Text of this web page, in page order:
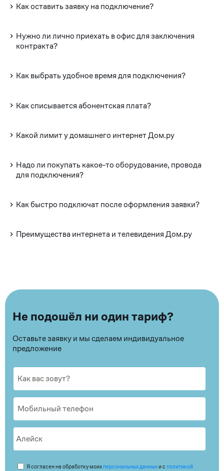
Как оставить заявку на подключение?
Нужно ли лично приехать в офис для заключения
контракта?
Как выбрать удобное время для подключения?
Как списывается абонентская плата?
Какой лимит у домашнего интернет Дом.ру
Надо ли покупать какое-то оборудование, провода
для подключения?
Как быстро подключат после оформления заявки?
Преимущества интернета и телевидения Дом.ру
Не подошёл ни один тариф?
Оставьте заявку и мы сделаем индивидуальное
предложение
Я согласен на обработку моих персональных данныхи с политикой